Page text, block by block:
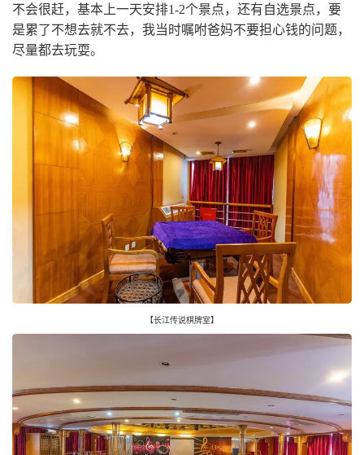
不会很赶，基本上一天安排1-2个景点，还有自选景点，要
是累了不想去就不去，我当时嘱咐爸妈不要担心钱的问题，
尽量都去玩耍。
【长江传说棋牌室】